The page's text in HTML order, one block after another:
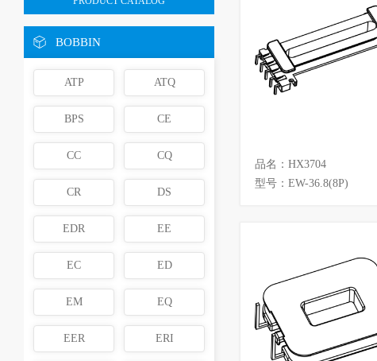
BOBBIN
ATP ATQ
BPS CE
CC CQ
CR DS
EDR EE
EC ED
EM EQ
EER ERI
品名：HX3704
型号：EW-36.8(8P)